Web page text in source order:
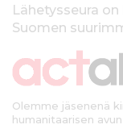
kLähetysseura
Suomen
Olemme jäsenenä
humanitaarisen